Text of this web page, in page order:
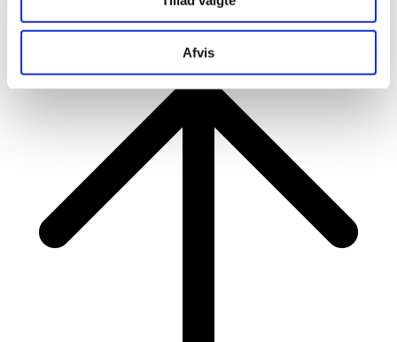
Afvis
RAINBOW BUSINESS DENMARK